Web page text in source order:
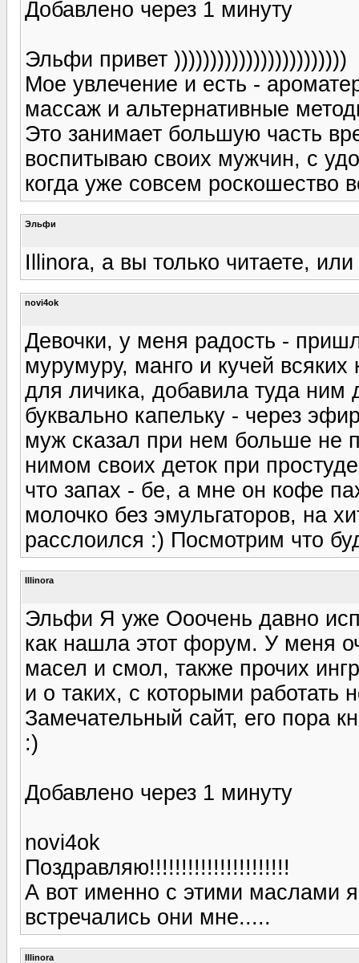
Добавлено через 1 минуту
Эльфи привет ))))))))))))))))))))))))
Мое увлечение и есть -
массаж и альтернативные
Это занимает большую часть
воспитываю своих мужчин, с
когда уже совсем роскошество
Эльфи
Illinora, а вы только читаете,
novi4ok
Девочки, у меня радость -
мурумуру, манго и кучей
для личика, добавила туда ним
буквально капельку - через
муж сказал при нем больше не
нимом своих деток при
что запах - бе, а мне он кофе
молочко без эмульгаторов, на
расслоился :) Посмотрим что
Illinora
Эльфи Я уже Ооочень давно
как нашла этот форум. У меня
масел и смол, также прочих
и о таких, с которыми работать
Замечательный сайт, его пора
:)
Добавлено через 1 минуту
novi4ok
Поздравляю!!!!!!!!!!!!!!!!!!!!!!
А вот именно с этими маслами
встречались они мне.....
Illinora